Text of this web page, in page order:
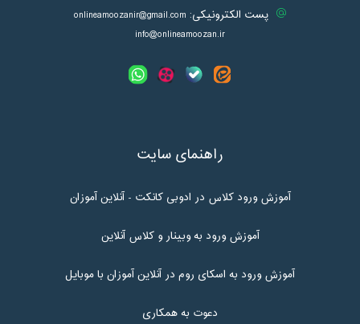
پست الکترونیکی: onlineamoozanir@gmail.com
info@onlineamoozan.ir
راهنمای سایت
آموزش ورود کلاس در ادوبی کانکت - آنلاین آموزان
آموزش ورود به وبینار و کلاس آنلاین
آموزش ورود به اسکای روم در آنلاین آموزان با موبایل
دعوت به همکاری